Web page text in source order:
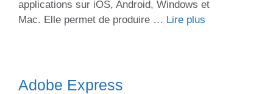
applications sur iOS, Android, Windows et
Mac. Elle permet de produire … Lire plus
Adobe Express